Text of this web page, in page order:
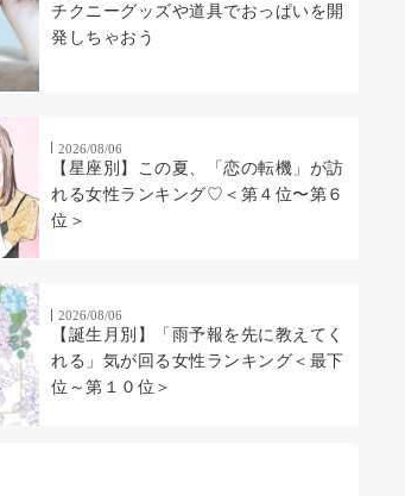
チクニーグッズや道具でおっぱいを開
発しちゃおう
2026/08/06
【星座別】この夏、「恋の転機」が訪
れる女性ランキング♡＜第４位〜第６
位＞
2026/08/06
【誕生月別】「雨予報を先に教えてく
れる」気が回る女性ランキング＜最下
位～第１０位＞